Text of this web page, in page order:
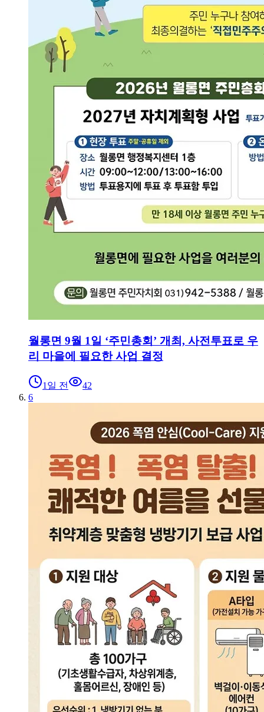
월롱면 9월 1일 ‘주민총회’ 개최, 사전투표로 우
리 마을에 필요한 사업 결정
1일 전
42
6